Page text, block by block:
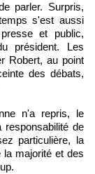
s'est aussi
et public,
président. Les
Robert, au point
des débats,
n'a repris, le
de
particulière, la
majorité et des